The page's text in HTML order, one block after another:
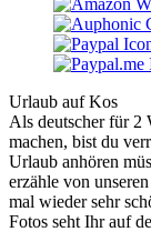
Urlaub auf Kos
Als deutscher für 2
machen, bist du
Urlaub anhören
erzähle von
mal wieder sehr
Fotos seht Ihr auf